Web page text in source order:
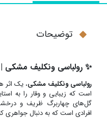
توضیحات
✨ رولباسی ونکلیف مشکی
رولباسی ونکلیف مشکی، یک اثر
است که زیبایی و وقار را به
گل‌های چهاربرگ ظریف و درخشش
افرادی است که به دنبال جواهری